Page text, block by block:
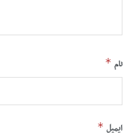
نام *
ایمیل *